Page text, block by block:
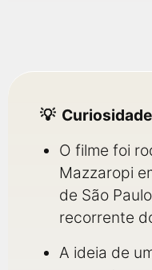
O filme foi
Mazzaropi
de São
recorrente
A ideia de